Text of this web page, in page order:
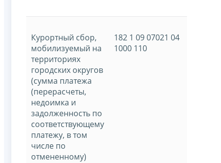
Курортный сбор,
мобилизуемый на
территориях
городских округов
(сумма платежа
(перерасчеты,
недоимка и
задолженность по
соответствующему
платежу, в том
числе по
отмененному)
182 1 09 07021 04
1000 110